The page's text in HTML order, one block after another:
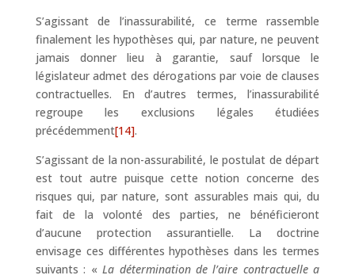
S’agissant de l’inassurabilité, ce terme rassemble
finalement les hypothèses qui, par nature, ne peuvent
jamais donner lieu à garantie, sauf lorsque le
législateur admet des dérogations par voie de clauses
contractuelles. En d’autres termes, l’inassurabilité
regroupe les exclusions légales étudiées
précédemment[14].
S’agissant de la non-assurabilité, le postulat de départ
est tout autre puisque cette notion concerne des
risques qui, par nature, sont assurables mais qui, du
fait de la volonté des parties, ne bénéficieront
d’aucune protection assurantielle. La doctrine
envisage ces différentes hypothèses dans les termes
suivants : «La détermination de l’aire contractuelle a